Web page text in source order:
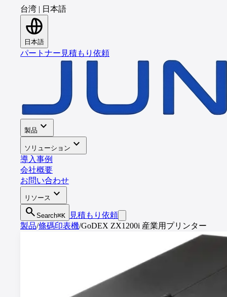
台湾 | 日本語
日本語
パートナー 見積もり依頼
製品 expand_more
ソリューション expand_more
導入事例
会社概要
お問い合わせ
リソース expand_more
search Search⌘K
見積もり依頼
製品/條碼印表機/GoDEX ZX1200i 産業用プリンター